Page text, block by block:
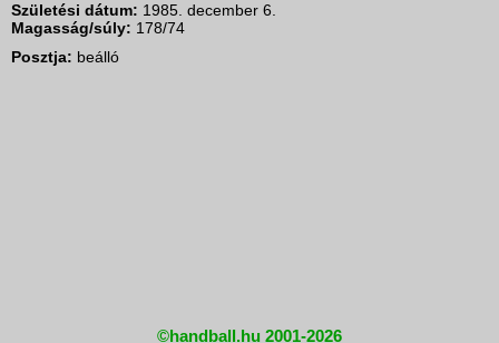
Születési dátum: 1985. december 6.
Magasság/súly: 178/74
Posztja: beálló
©handball.hu 2001-2026